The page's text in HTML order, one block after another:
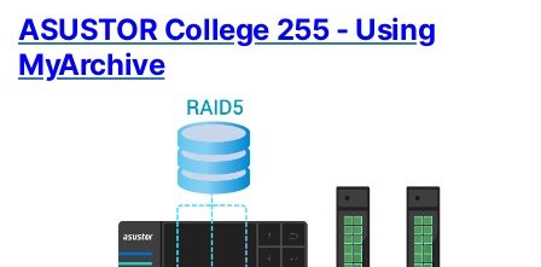
ASUSTOR College 255 - Using
MyArchive